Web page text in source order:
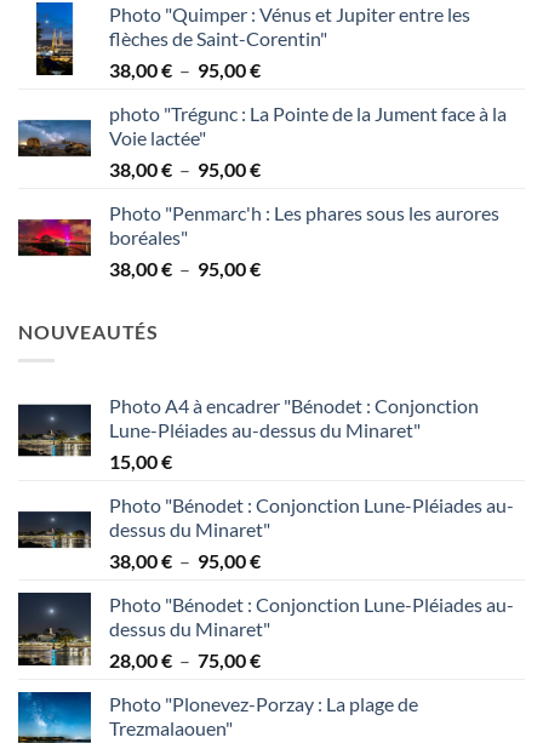
prix :
38,00 €
à
Photo "Quimper : Vénus et Jupiter entre les
flèches de Saint-Corentin"
38,00€ – 95,00€Plage
prix :
à
photo "Trégunc : La Pointe de la Jument face à la
Voie lactée"
38,00€ – 95,00€Plage
prix :
à
Photo "Penmarc'h : Les phares sous les aurores
boréales"
38,00€ – 95,00€Plage
95,00 €
NOUVEAUTÉS
Photo A4 à encadrer "Bénodet : Conjonction
Lune-Pléiades au-dessus du Minaret"
15,00€
Photo "Bénodet : Conjonction Lune-Pléiades au-
dessus du Minaret"
38,00€ – 95,00€Plage
prix :
38,00 €
à
Photo "Bénodet : Conjonction Lune-Pléiades au-
dessus du Minaret"
28,00€ – 75,00€Plage
prix :
Photo "Plonevez-Porzay : La plage de
Trezmalaouen"